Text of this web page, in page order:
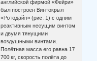
английской фирмой «Фейри»
был построен Винтокрыл
«Ротодайн» (рис. 1) с одним
реактивным несущим винтом
и двумя тянущими
воздушными винтами.
Полётная масса его равна 17
700 кг, скорость полёта до